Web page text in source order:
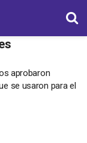
aprobaron
se usaron para el